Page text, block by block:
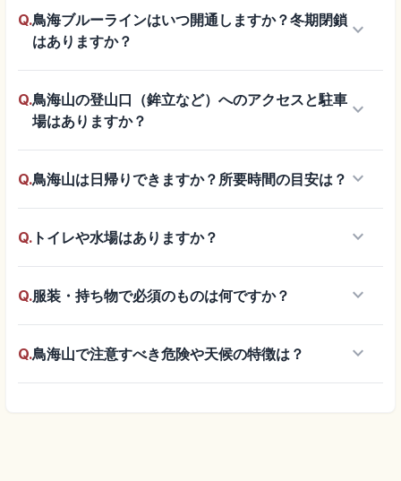
Q.鳥海ブルーラインはいつ開通しますか？冬期閉鎖
はありますか？
keyboard_arrow_down
Q.鳥海山の登山口（鉾立など）へのアクセスと駐車
場はありますか？
keyboard_arrow_down
Q.鳥海山は日帰りできますか？所要時間の目安は？ keyboard_arrow_down
Q.トイレや水場はありますか？ keyboard_arrow_down
Q.服装・持ち物で必須のものは何ですか？ keyboard_arrow_down
Q.鳥海山で注意すべき危険や天候の特徴は？ keyboard_arrow_down